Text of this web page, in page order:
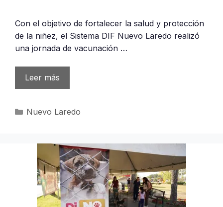
Con el objetivo de fortalecer la salud y protección
de la niñez, el Sistema DIF Nuevo Laredo realizó
una jornada de vacunación …
Leer más
Categorías
Nuevo Laredo